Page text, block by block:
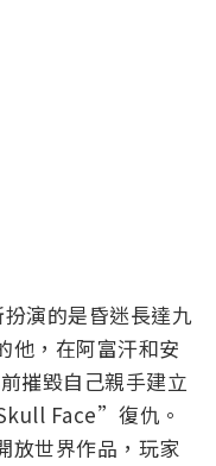
扮演的是昏迷長達九
他，在阿富汗和安
摧毀自己親手建立
Face”復仇。
放世界作品，玩家